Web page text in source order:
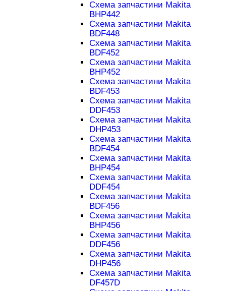
Схема запчастини Makita
BHP442
Схема запчастини Makita
BDF448
Схема запчастини Makita
BDF452
Схема запчастини Makita
BHP452
Схема запчастини Makita
BDF453
Схема запчастини Makita
DDF453
Схема запчастини Makita
DHP453
Схема запчастини Makita
BDF454
Схема запчастини Makita
BHP454
Схема запчастини Makita
DDF454
Схема запчастини Makita
BDF456
Схема запчастини Makita
BHP456
Схема запчастини Makita
DDF456
Схема запчастини Makita
DHP456
Схема запчастини Makita
DF457D